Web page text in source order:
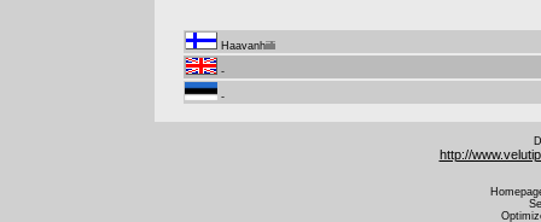
Haavanhiili
-
-
http://